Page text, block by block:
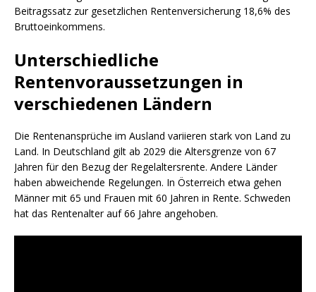
Beitragssatz zur gesetzlichen Rentenversicherung 18,6% des
Bruttoeinkommens.
Unterschiedliche
Rentenvoraussetzungen in
verschiedenen Ländern
Die Rentenansprüche im Ausland variieren stark von Land zu
Land. In Deutschland gilt ab 2029 die Altersgrenze von 67
Jahren für den Bezug der Regelaltersrente. Andere Länder
haben abweichende Regelungen. In Österreich etwa gehen
Männer mit 65 und Frauen mit 60 Jahren in Rente. Schweden
hat das Rentenalter auf 66 Jahre angehoben.